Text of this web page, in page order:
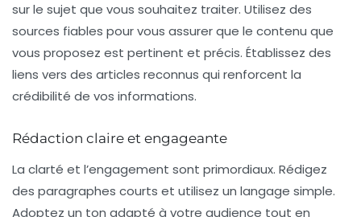
sur le sujet que vous souhaitez traiter. Utilisez des
sources fiables pour vous assurer que le contenu que
vous proposez est pertinent et précis. Établissez des
liens vers des articles reconnus qui renforcent la
crédibilité de vos informations.
Rédaction claire et engageante
La clarté et l’engagement sont primordiaux. Rédigez
des paragraphes courts et utilisez un langage simple.
Adoptez un ton adapté à votre audience tout en